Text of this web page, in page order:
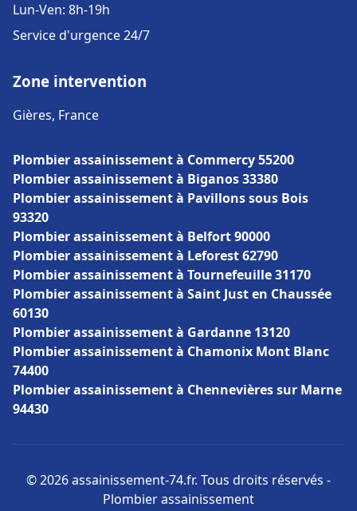
Lun-Ven: 8h-19h
Service d'urgence 24/7
Zone intervention
Gières, France
Plombier assainissement à Commercy 55200
Plombier assainissement à Biganos 33380
Plombier assainissement à Pavillons sous Bois
93320
Plombier assainissement à Belfort 90000
Plombier assainissement à Leforest 62790
Plombier assainissement à Tournefeuille 31170
Plombier assainissement à Saint Just en Chaussée
60130
Plombier assainissement à Gardanne 13120
Plombier assainissement à Chamonix Mont Blanc
74400
Plombier assainissement à Chennevières sur Marne
94430
© 2026 assainissement-74.fr. Tous droits réservés -
Plombier assainissement